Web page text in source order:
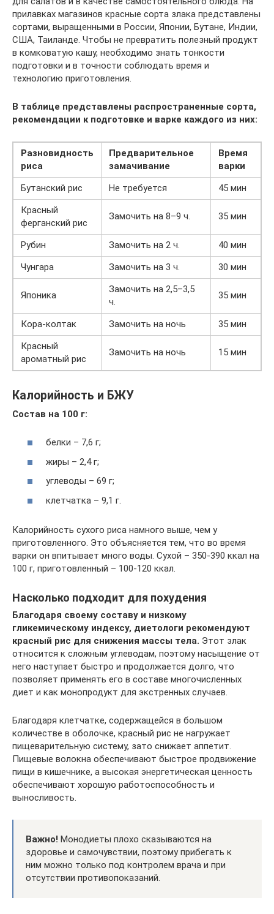
прилавках магазинов красные сорта злака представлены
сортами, выращенными в России, Японии, Бутане, Индии,
США, Таиланде. Чтобы не превратить полезный продукт
в комковатую кашу, необходимо знать тонкости
подготовки и в точности соблюдать время и
технологию приготовления.
В таблице представлены распространенные сорта,
рекомендации к подготовке и варке каждого из них:
Разновидность
риса
Предварительное
замачивание
Время
варки
Бутанский рис
Не требуется
45 мин
Красный
ферганский рис
Замочить на 8–9 ч. 35 мин
Рубин Замочить на 2 ч.
40 мин
Чунгара
Замочить на 3 ч. 30 мин
Японика
Замочить на 2,5–3,5
ч.
35 мин
Кора-колтак Замочить на ночь
35 мин
Красный
ароматный рис
Замочить на ночь 15 мин
Калорийность и БЖУ
Состав на 100 г:
белки – 7,6 г;
жиры – 2,4 г;
углеводы – 69 г;
клетчатка – 9,1 г.
Калорийность сухого риса намного выше, чем у
приготовленного. Это объясняется тем, что во время
варки он впитывает много воды. Сухой – 350-390 ккал на
100 г, приготовленный – 100-120 ккал.
Насколько подходит для похудения
Благодаря своему составу и низкому
гликемическому индексу, диетологи рекомендуют
красный рис для снижения массы тела. Этот злак
относится к сложным углеводам, поэтому насыщение от
него наступает быстро и продолжается долго, что
позволяет применять его в составе многочисленных
диет и как монопродукт для экстренных случаев.
Благодаря клетчатке, содержащейся в большом
количестве в оболочке, красный рис не нагружает
пищеварительную систему, зато снижает аппетит.
Пищевые волокна обеспечивают быстрое продвижение
пищи в кишечнике, а высокая энергетическая ценность
обеспечивают хорошую работоспособность и
выносливость.
Важно! Монодиеты плохо сказываются на
здоровье и самочувствии, поэтому прибегать к
ним можно только под контролем врача и при
отсутствии противопоказаний.